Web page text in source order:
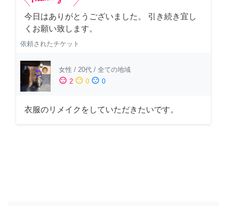
今日はありがとうございました。 引き続き宜し
くお願い致します。
依頼されたチケット
女性 / 20代 / 全ての地域
sentiment_satisfied 2 sentiment_neutral 0 sentiment_dissatisfied 0
衣服のリメイクをしていただきたいです。